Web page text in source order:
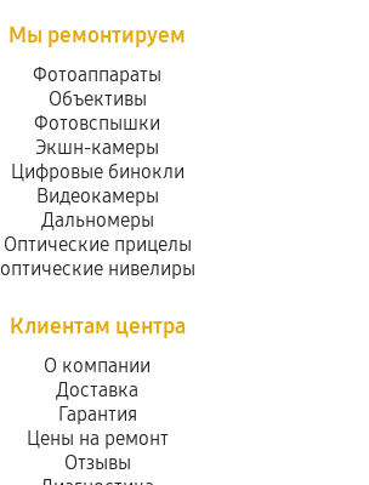
Мы ремонтируем
Фотоаппараты
Объективы
Фотовспышки
Экшн-камеры
Цифровые бинокли
Видеокамеры
Дальномеры
Оптические прицелы
оптические нивелиры
Клиентам центра
О компании
Доставка
Гарантия
Цены на ремонт
Отзывы